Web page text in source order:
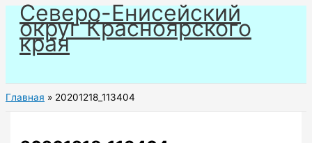
Перейти
содержимому
Северо-Енисейский
округ Красноярского
края
Главная 20201218_113404